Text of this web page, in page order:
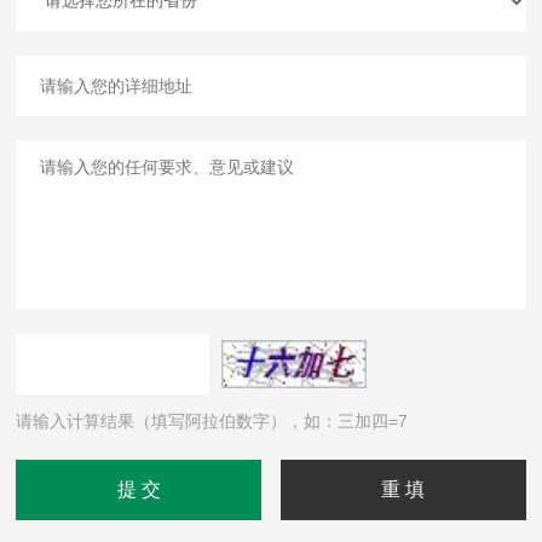
请输入计算结果（填写阿拉伯数字），如：三加四=7